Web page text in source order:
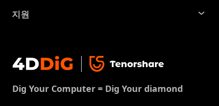
중복 파일 찾기 및 제거
맥 복구 솔루션
중복 파일 제거
회사소개
이용약권
쿠키정책(업데이트됨)
지원
문의
Dig Your Computer = Dig Your diamond